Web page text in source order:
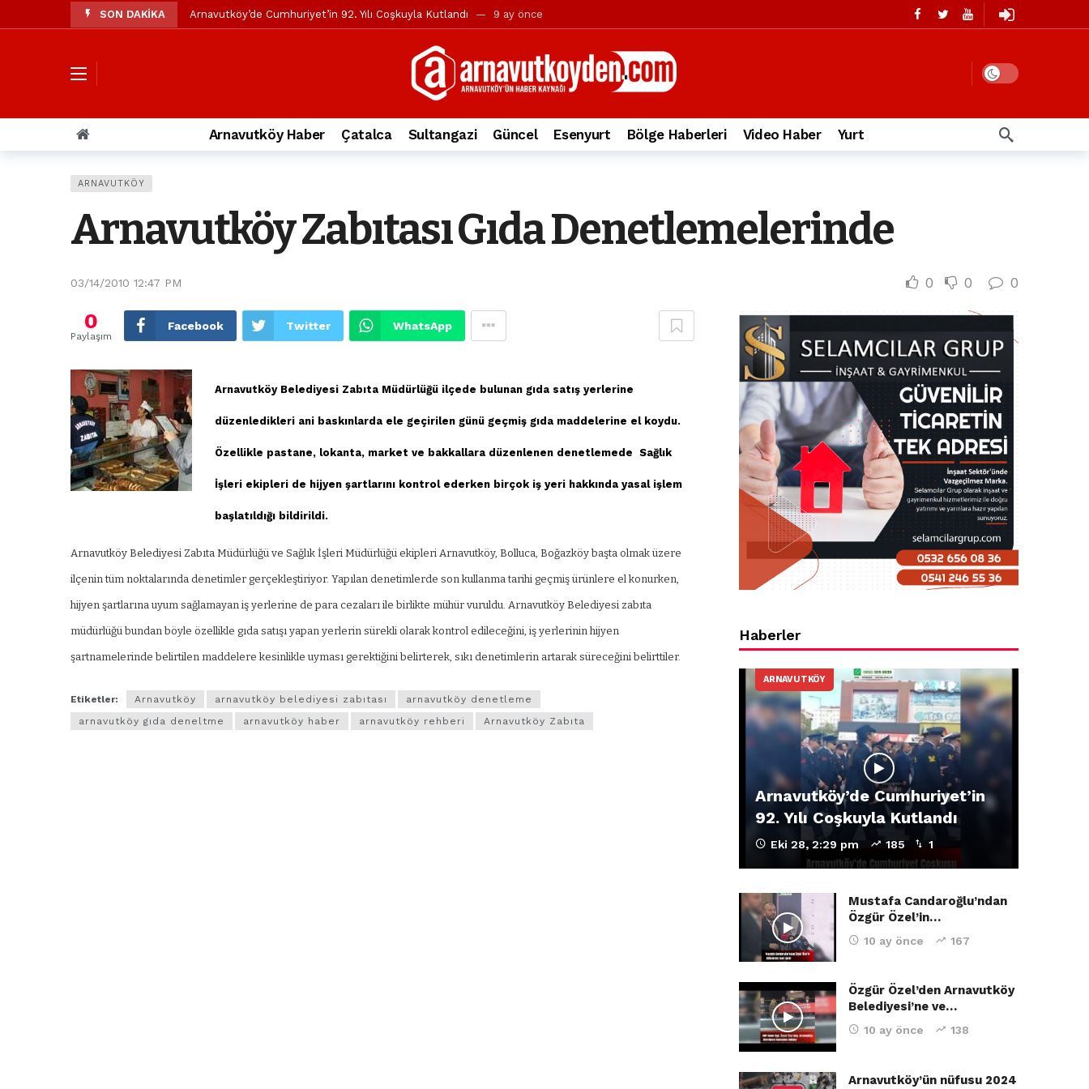
SON DAKİKA Arnavutköy’de Cumhuriyet’in 92. Yılı Coşkuyla Kutlandı 9 ay önce
Özgür Özel’den Arnavutköy Belediyesi’ne ve Mustafa Candaroğlu’na yönelik suçlamalar 10 ay önce
Arnavutköy’ün nüfusu 2024 yılında 344.868’e ulaştı 1 yıl önce
Arnavutköy Taşoluk’ta seyir halindeki otomobil alev alev yandı. 2 yıl önce
Arnavutköy İmrahor Mahallesi sakinleri protesto gösterisi düzenledi 2 yıl önce
İstanbul Havalimanı yolundaki kazada, taksideki yolcu öldü 3 yıl önce
Arnavutkoy Belediyesi’ne su baskını tepkisi 3 yıl önce
Arnavutköy Haber Çatalca Sultangazi Güncel Esenyurt Bölge Haberleri Video Haber Yurt
ARNAVUTKÖY
Arnavutköy Zabıtası Gıda Denetlemelerinde
03/14/2010 12:47 PM 0 0 0
0
Paylaşım
Facebook Twitter WhatsApp
Arnavutköy Belediyesi Zabıta Müdürlüğü ilçede bulunan gıda satış yerlerine
düzenledikleri ani baskınlarda ele geçirilen günü geçmiş gıda maddelerine el koydu.
Özellikle pastane, lokanta, market ve bakkallara düzenlenen denetlemede Sağlık
İşleri ekipleri de hijyen şartlarını kontrol ederken birçok iş yeri hakkında yasal işlem
başlatıldığı bildirildi.
Arnavutköy Belediyesi Zabıta Müdürlüğü ve Sağlık İşleri Müdürlüğü ekipleri Arnavutköy, Bolluca, Boğazköy başta olmak üzere
ilçenin tüm noktalarında denetimler gerçekleştiriyor. Yapılan denetimlerde son kullanma tarihi geçmiş ürünlere el konurken,
hijyen şartlarına uyum sağlamayan iş yerlerine de para cezaları ile birlikte mühür vuruldu. Arnavutköy Belediyesi zabıta
müdürlüğü bundan böyle özellikle gıda satışı yapan yerlerin sürekli olarak kontrol edileceğini, iş yerlerinin hijyen
şartnamelerinde belirtilen maddelere kesinlikle uyması gerektiğini belirterek, sıkı denetimlerin artarak süreceğini belirttiler.
Etiketler: Arnavutköy arnavutköy belediyesi zabıtası
arnavutköy denetleme
arnavutköy gıda deneltme
arnavutköy haber arnavutköy rehberi Arnavutköy Zabıta
Haberler
ARNAVUTKÖY
Arnavutköy’de Cumhuriyet’in
92. Yılı Coşkuyla Kutlandı
Eki 28, 2:29 pm 185 1
Mustafa Candaroğlu’ndan
Özgür Özel’in…
10 ay önce 167
Özgür Özel’den Arnavutköy
Belediyesi’ne ve…
10 ay önce 138
Arnavutköy’ün nüfusu 2024